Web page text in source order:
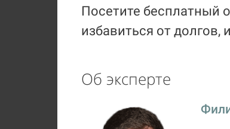
Посетите бесплатный
избавиться от
Об эксперте